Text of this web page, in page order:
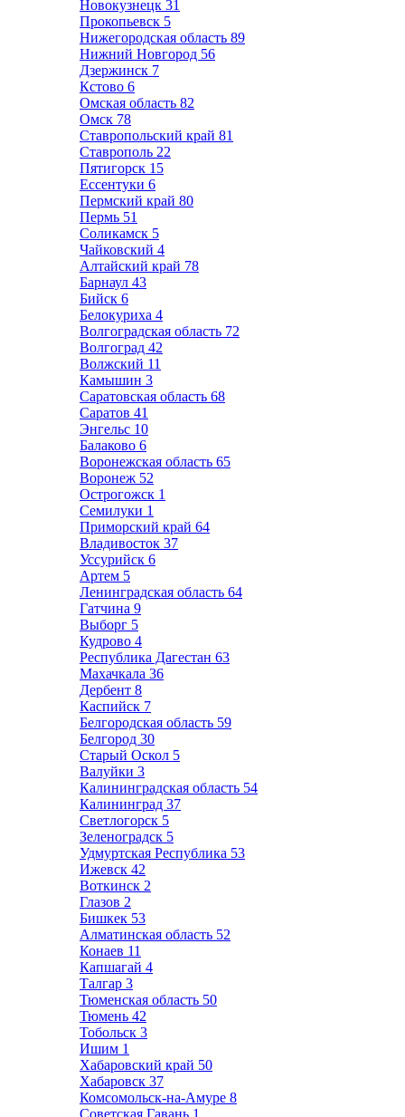
Новокузнецк 31
Прокопьевск 5
Нижегородская область 89
Нижний Новгород 56
Дзержинск 7
Кстово 6
Омская область 82
Омск 78
Ставропольский край 81
Ставрополь 22
Пятигорск 15
Ессентуки 6
Пермский край 80
Пермь 51
Соликамск 5
Чайковский 4
Алтайский край 78
Барнаул 43
Бийск 6
Белокуриха 4
Волгоградская область 72
Волгоград 42
Волжский 11
Камышин 3
Саратовская область 68
Саратов 41
Энгельс 10
Балаково 6
Воронежская область 65
Воронеж 52
Острогожск 1
Семилуки 1
Приморский край 64
Владивосток 37
Уссурийск 6
Артем 5
Ленинградская область 64
Гатчина 9
Выборг 5
Кудрово 4
Республика Дагестан 63
Махачкала 36
Дербент 8
Каспийск 7
Белгородская область 59
Белгород 30
Старый Оскол 5
Валуйки 3
Калининградская область 54
Калининград 37
Светлогорск 5
Зеленоградск 5
Удмуртская Республика 53
Ижевск 42
Воткинск 2
Глазов 2
Бишкек 53
Алматинская область 52
Конаев 11
Капшагай 4
Талгар 3
Тюменская область 50
Тюмень 42
Тобольск 3
Ишим 1
Хабаровский край 50
Хабаровск 37
Комсомольск-на-Амуре 8
Советская Гавань 1